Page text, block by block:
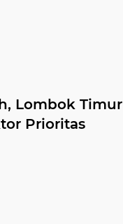
Lombok Timur
Prioritas